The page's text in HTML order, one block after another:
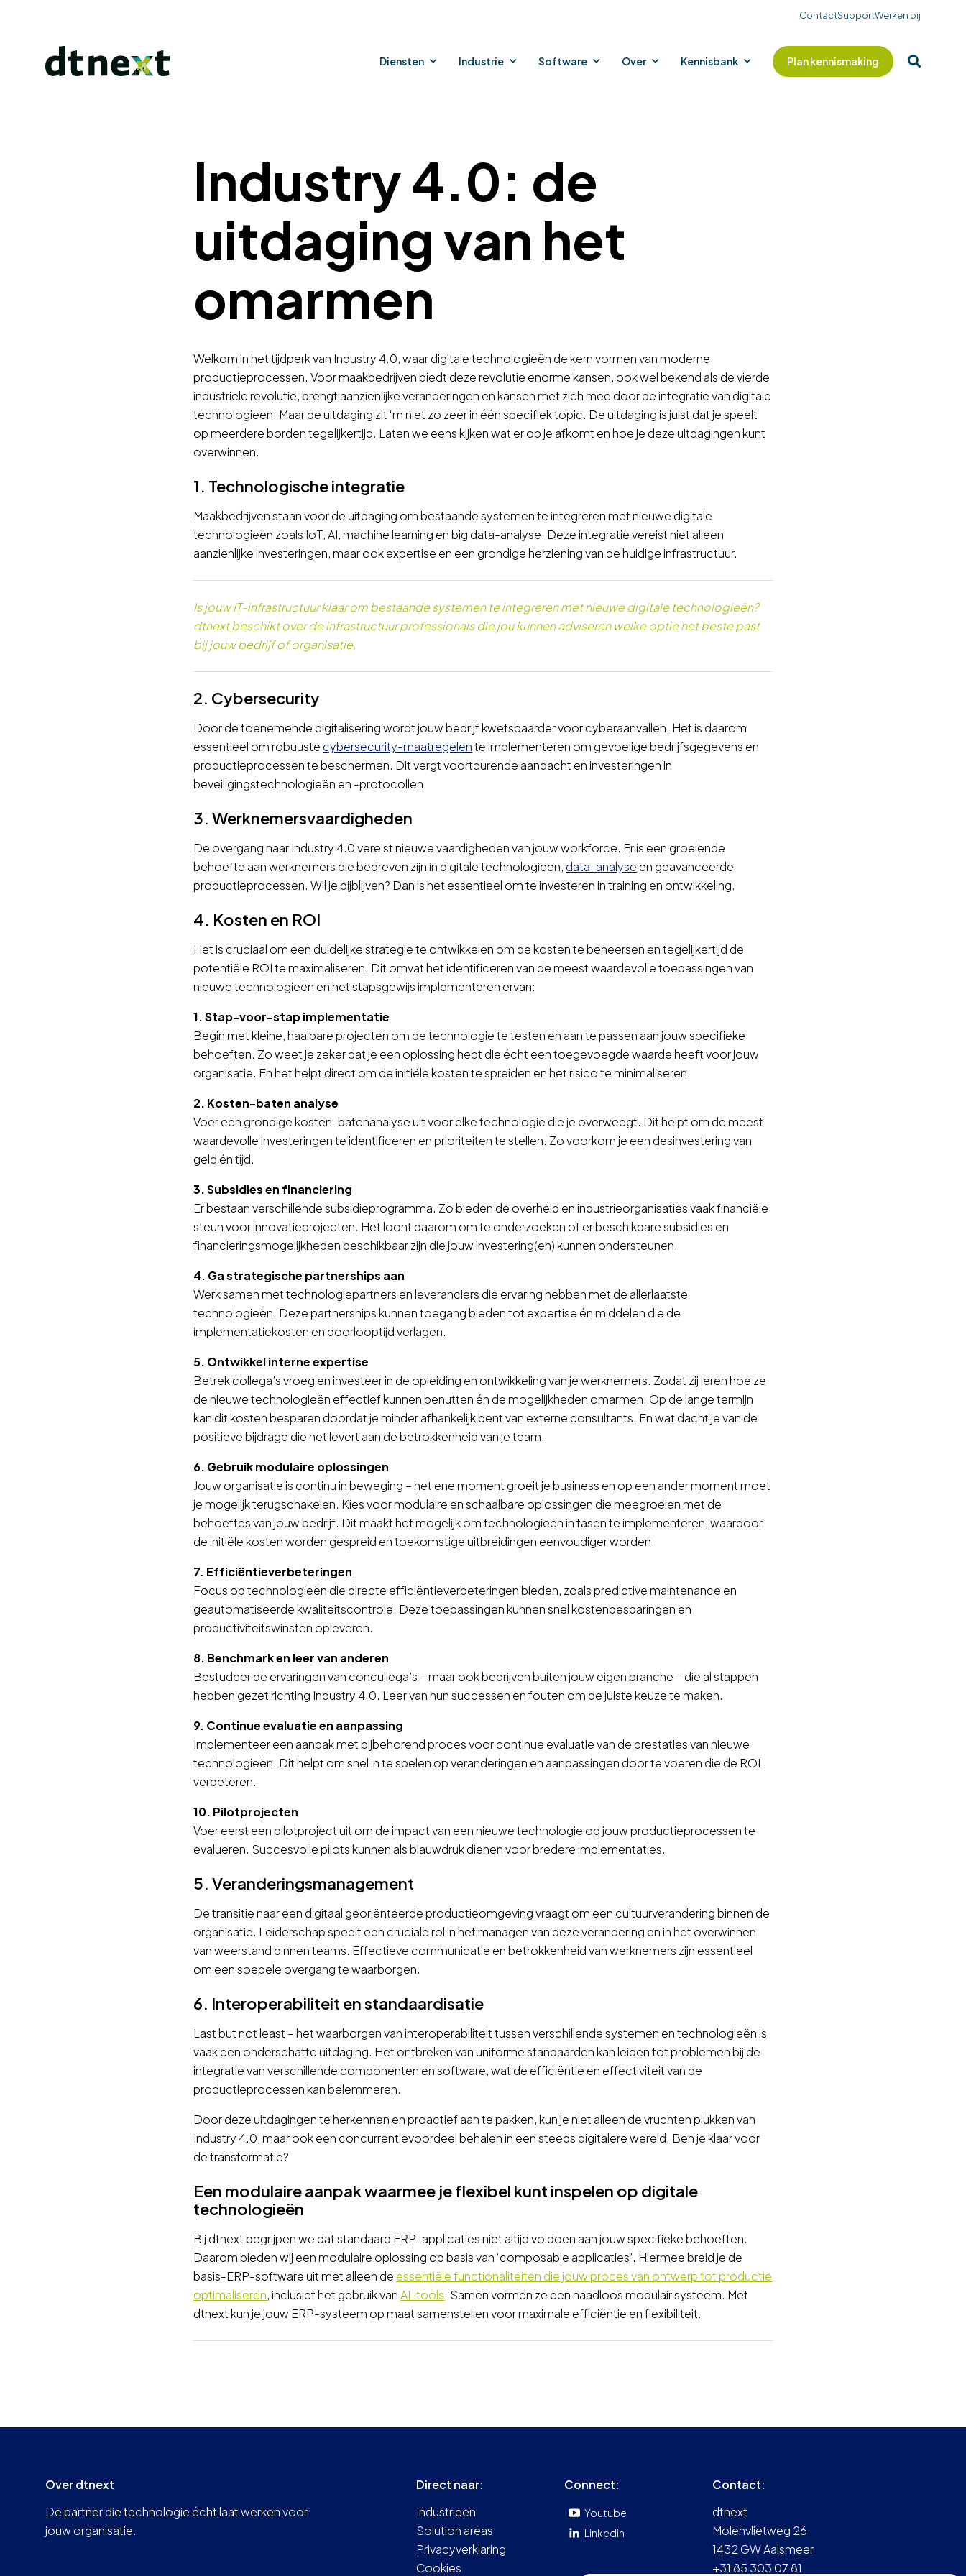
ContactSupportWerken bij
Diensten Industrie Software Over Kennisbank Plan kennismaking
Industry 4.0: de
uitdaging van het
omarmen
Welkom in het tijdperk van Industry 4.0, waar digitale technologieën de kern vormen van moderne
productieprocessen. Voor maakbedrijven biedt deze revolutie enorme kansen, ook wel bekend als de vierde
industriële revolutie, brengt aanzienlijke veranderingen en kansen met zich mee door de integratie van digitale
technologieën. Maar de uitdaging zit ‘m niet zo zeer in één specifiek topic. De uitdaging is juist dat je speelt
op meerdere borden tegelijkertijd. Laten we eens kijken wat er op je afkomt en hoe je deze uitdagingen kunt
overwinnen.
1. Technologische integratie
Maakbedrijven staan voor de uitdaging om bestaande systemen te integreren met nieuwe digitale
technologieën zoals IoT, AI, machine learning en big data-analyse. Deze integratie vereist niet alleen
aanzienlijke investeringen, maar ook expertise en een grondige herziening van de huidige infrastructuur.
Is jouw IT-infrastructuur klaar om bestaande systemen te integreren met nieuwe digitale technologieën?
dtnext beschikt over de infrastructuur professionals die jou kunnen adviseren welke optie het beste past
bij jouw bedrijf of organisatie.
2. Cybersecurity
Door de toenemende digitalisering wordt jouw bedrijf kwetsbaarder voor cyberaanvallen. Het is daarom
essentieel om robuuste cybersecurity-maatregelente implementeren om gevoelige bedrijfsgegevens en
productieprocessen te beschermen. Dit vergt voortdurende aandacht en investeringen in
beveiligingstechnologieën en -protocollen.
3. Werknemersvaardigheden
De overgang naar Industry 4.0 vereist nieuwe vaardigheden van jouw workforce. Er is een groeiende
behoefte aan werknemers die bedreven zijn in digitale technologieën, data-analyse en geavanceerde
productieprocessen. Wil je bijblijven? Dan is het essentieel om te investeren in training en ontwikkeling.
4. Kosten en ROI
Het is cruciaal om een duidelijke strategie te ontwikkelen om de kosten te beheersen en tegelijkertijd de
potentiële ROI te maximaliseren. Dit omvat het identificeren van de meest waardevolle toepassingen van
nieuwe technologieën en het stapsgewijs implementeren ervan:
1. Stap-voor-stap implementatie
Begin met kleine, haalbare projecten om de technologie te testen en aan te passen aan jouw specifieke
behoeften. Zo weet je zeker dat je een oplossing hebt die écht een toegevoegde waarde heeft voor jouw
organisatie. En het helpt direct om de initiële kosten te spreiden en het risico te minimaliseren.
2. Kosten-baten analyse
Voer een grondige kosten-batenanalyse uit voor elke technologie die je overweegt. Dit helpt om de meest
waardevolle investeringen te identificeren en prioriteiten te stellen. Zo voorkom je een desinvestering van
geld én tijd.
3. Subsidies en financiering
Er bestaan verschillende subsidieprogramma. Zo bieden de overheid en industrieorganisaties vaak financiële
steun voor innovatieprojecten. Het loont daarom om te onderzoeken of er beschikbare subsidies en
financieringsmogelijkheden beschikbaar zijn die jouw investering(en) kunnen ondersteunen.
4. Ga strategische partnerships aan
Werk samen met technologiepartners en leveranciers die ervaring hebben met de allerlaatste
technologieën. Deze partnerships kunnen toegang bieden tot expertise én middelen die de
implementatiekosten en doorlooptijd verlagen.
5. Ontwikkel interne expertise
Betrek collega’s vroeg en investeer in de opleiding en ontwikkeling van je werknemers. Zodat zij leren hoe ze
de nieuwe technologieën effectief kunnen benutten én de mogelijkheden omarmen. Op de lange termijn
kan dit kosten besparen doordat je minder afhankelijk bent van externe consultants. En wat dacht je van de
positieve bijdrage die het levert aan de betrokkenheid van je team.
6. Gebruik modulaire oplossingen
Jouw organisatie is continu in beweging – het ene moment groeit je business en op een ander moment moet
je mogelijk terugschakelen. Kies voor modulaire en schaalbare oplossingen die meegroeien met de
behoeftes van jouw bedrijf. Dit maakt het mogelijk om technologieën in fasen te implementeren, waardoor
de initiële kosten worden gespreid en toekomstige uitbreidingen eenvoudiger worden.
7. Efficiëntieverbeteringen
Focus op technologieën die directe efficiëntieverbeteringen bieden, zoals predictive maintenance en
geautomatiseerde kwaliteitscontrole. Deze toepassingen kunnen snel kostenbesparingen en
productiviteitswinsten opleveren.
8. Benchmark en leer van anderen
Bestudeer de ervaringen van concullega’s – maar ook bedrijven buiten jouw eigen branche – die al stappen
hebben gezet richting Industry 4.0. Leer van hun successen en fouten om de juiste keuze te maken.
9. Continue evaluatie en aanpassing
Implementeer een aanpak met bijbehorend proces voor continue evaluatie van de prestaties van nieuwe
technologieën. Dit helpt om snel in te spelen op veranderingen en aanpassingen door te voeren die de ROI
verbeteren.
10. Pilotprojecten
Voer eerst een pilotproject uit om de impact van een nieuwe technologie op jouw productieprocessen te
evalueren. Succesvolle pilots kunnen als blauwdruk dienen voor bredere implementaties.
5. Veranderingsmanagement
De transitie naar een digitaal georiënteerde productieomgeving vraagt om een cultuurverandering binnen de
organisatie. Leiderschap speelt een cruciale rol in het managen van deze verandering en in het overwinnen
van weerstand binnen teams. Effectieve communicatie en betrokkenheid van werknemers zijn essentieel
om een soepele overgang te waarborgen.
6. Interoperabiliteit en standaardisatie
Last but not least – het waarborgen van interoperabiliteit tussen verschillende systemen en technologieën is
vaak een onderschatte uitdaging. Het ontbreken van uniforme standaarden kan leiden tot problemen bij de
integratie van verschillende componenten en software, wat de efficiëntie en effectiviteit van de
productieprocessen kan belemmeren.
Door deze uitdagingen te herkennen en proactief aan te pakken, kun je niet alleen de vruchten plukken van
Industry 4.0, maar ook een concurrentievoordeel behalen in een steeds digitalere wereld. Ben je klaar voor
de transformatie?
Een modulaire aanpak waarmee je flexibel kunt inspelen op digitale
technologieën
Bij dtnext begrijpen we dat standaard ERP-applicaties niet altijd voldoen aan jouw specifieke behoeften.
Daarom bieden wij een modulaire oplossing op basis van ‘composable applicaties’. Hiermee breid je de
basis-ERP-software uit met alleen de essentiële functionaliteiten die jouw proces van ontwerp tot productie
optimaliseren, inclusief het gebruik vanAI-tools. Samen vormen ze een naadloos modulair systeem. Met
dtnext kun je jouw ERP-systeem op maat samenstellen voor maximale efficiëntie en flexibiliteit.
Over dtnext
De partner die technologie écht laat werken voor
jouw organisatie.
Direct naar:
Industrieën
Solution areas
Privacyverklaring
Cookies
Connect:
Youtube
Linkedin
Contact:
dtnext
Molenvlietweg 26
1432 GW Aalsmeer
+31 85 303 07 81